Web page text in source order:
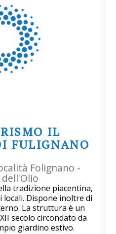
IL
FULIGNANO
Folignano -
tradizione piacentina,
Dispone inoltre di
La struttura è un
secolo circondato da
giardino estivo.